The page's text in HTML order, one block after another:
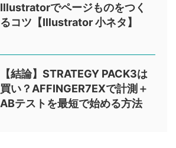
Illustratorでページものをつく
るコツ【Illustrator 小ネタ】
【結論】STRATEGY PACK3は
買い？AFFINGER7EXで計測＋
ABテストを最短で始める方法